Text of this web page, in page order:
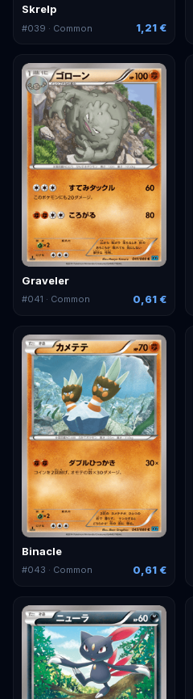
Skrelp
#039 · Common 1,21 €
Graveler
#041 · Common 0,61 €
Binacle
#043 · Common 0,61 €